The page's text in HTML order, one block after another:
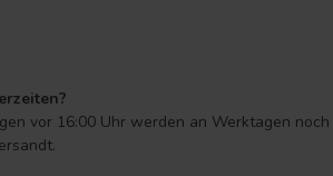
vor 16:00 Uhr werden an Werktagen